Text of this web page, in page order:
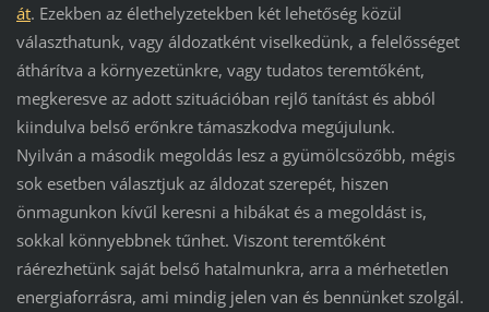
át. Ezekben az élethelyzetekben két lehetőség közül
választhatunk, vagy áldozatként viselkedünk, a felelősséget
áthárítva a környezetünkre, vagy tudatos teremtőként,
megkeresve az adott szituációban rejlő tanítást és abból
kiindulva belső erőnkre támaszkodva megújulunk.
Nyilván a második megoldás lesz a gyümölcsözőbb, mégis
sok esetben választjuk az áldozat szerepét, hiszen
önmagunkon kívűl keresni a hibákat és a megoldást is,
sokkal könnyebbnek tűnhet. Viszont teremtőként
ráérezhetünk saját belső hatalmunkra, arra a mérhetetlen
energiaforrásra, ami mindig jelen van és bennünket szolgál.